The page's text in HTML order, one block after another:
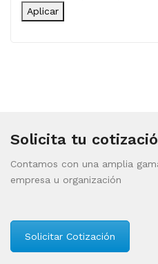
Aplicar
Solicita tu
Contamos con una amplia
empresa u organización
Solicitar Cotización